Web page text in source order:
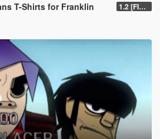
T-Shirts for Franklin 1.2 [FINAL]